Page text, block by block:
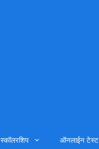
स्कॉलरशिप ऑनलाईन टेस्ट